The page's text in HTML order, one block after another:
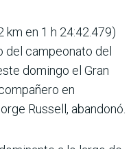
km en 1 h 24:42.479)
del campeonato del
domingo el Gran
en
Russell, abandonó.